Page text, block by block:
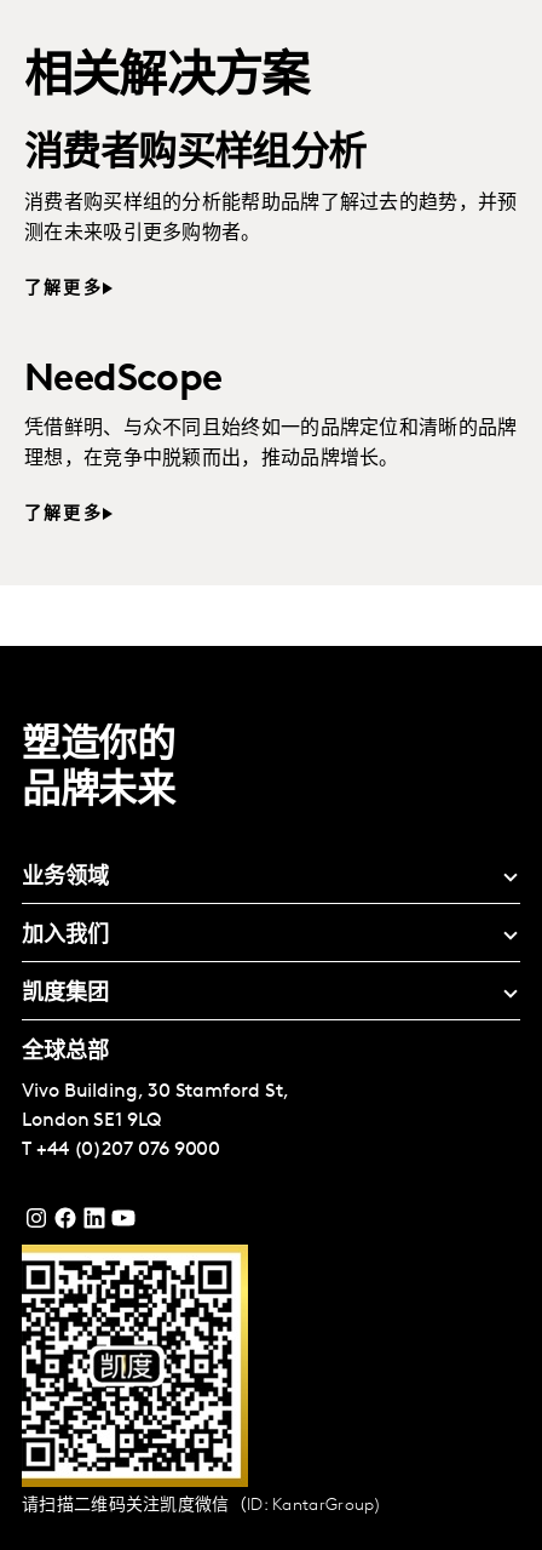
相关解决方案
消费者购买样组分析
消费者购买样组的分析能帮助品牌了解过去的趋势，并预
测在未来吸引更多购物者。
了解更多
NeedScope
凭借鲜明、与众不同且始终如一的品牌定位和清晰的品牌
理想，在竞争中脱颖而出，推动品牌增长。
了解更多
塑造你的
品牌未来
业务领域
加入我们
凯度集团
全球总部
Vivo Building, 30 Stamford St,
London SE1 9LQ
T +44 (0)207 076 9000
请扫描二维码关注凯度微信（ID: KantarGroup)